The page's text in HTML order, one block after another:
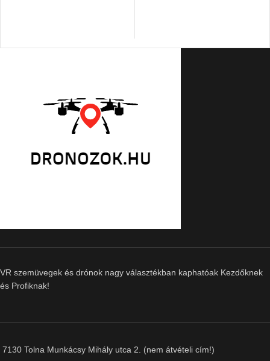
VR szemüvegek és drónok nagy választékban kaphatóak Kezdőknek
és Profiknak!
7130 Tolna Munkácsy Mihály utca 2. (nem átvételi cím!)